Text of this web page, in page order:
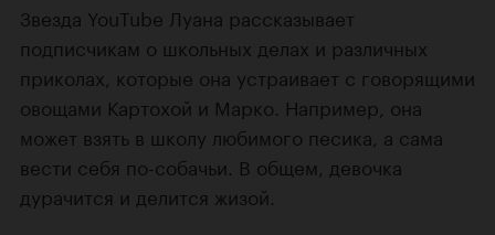
Звезда YouTube Луана рассказывает
подписчикам о школьных делах и различных
приколах, которые она устраивает с говорящими
овощами Картохой и Марко. Например, она
может взять в школу любимого песика, а сама
вести себя по-собачьи. В общем, девочка
дурачится и делится жизой.